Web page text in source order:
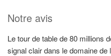
Notre avis
Le tour de table de 80 millions
signal clair dans le domaine